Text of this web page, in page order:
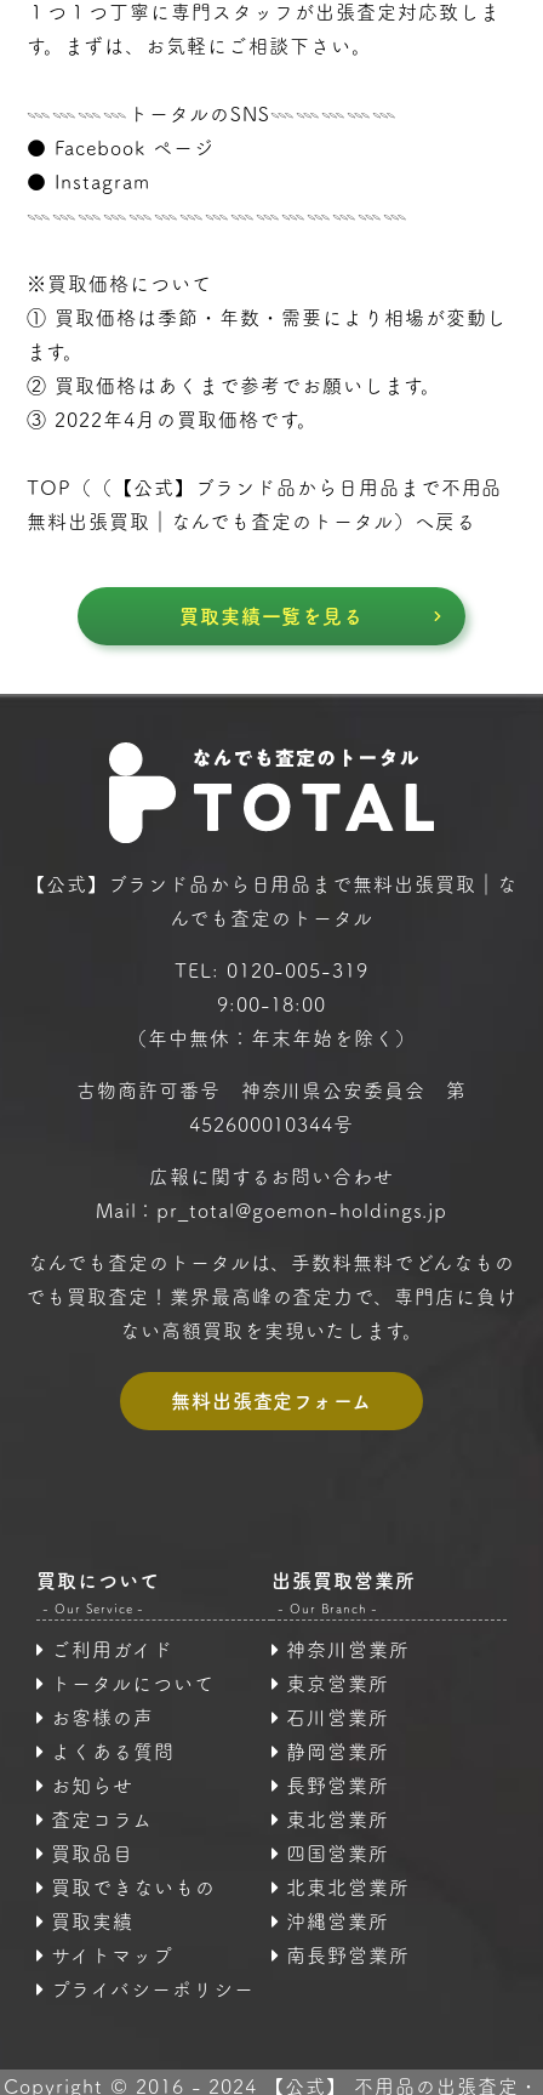
１つ１つ丁寧に専門スタッフが出張査定対応致しま
す。まずは、お気軽にご相談下さい。
𓇠𓇠𓇠𓇠トータルのSNS𓇠𓇠𓇠𓇠𓇠
● Facebook ページ
●
Instagram
𓇠𓇠𓇠𓇠𓇠𓇠𓇠𓇠𓇠𓇠𓇠𓇠𓇠𓇠𓇠
※買取価格について
① 買取価格は季節・年数・需要により相場が変動し
ます。
② 買取価格はあくまで参考でお願いします。
③ 2022年4月の買取価格です。
TOP（（
【公式】ブランド品から日用品まで不用品
無料出張買取｜なんでも査定のトータル ）へ戻る
買取実績一覧を見る
【公式】ブランド品から日用品まで無料出張買取｜な
んでも査定のトータル
TEL: 0120-005-319
9:00-18:00
（年中無休：年末年始を除く）
古物商許可番号 神奈川県公安委員会 第
452600010344号
広報に関するお問い合わせ
Mail：pr_total@goemon-holdings.jp
なんでも査定のトータルは、手数料無料で どんなもの
でも買取査定！ 業界最高峰の査定力で、専門店に 負け
ない高額買取を実現いたします。
無料出張査定フォーム
買取について
- Our Service -
ご利用ガイド
トータルについて
お客様の声
よくある質問
お知らせ
査定コラム
買取品目
買取できないもの
買取実績
サイトマップ
プライバシーポリシー
出張買取営業所
- Our Branch -
神奈川営業所
東京営業所
石川営業所
静岡営業所
長野営業所
東北営業所
四国営業所
北東北営業所
沖縄営業所
南長野営業所
Copyright © 2016 - 2024 【公式】 不用品の出張査定・